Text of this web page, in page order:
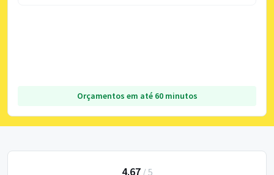
Orçamentos em até 60 minutos
4.67/ 5